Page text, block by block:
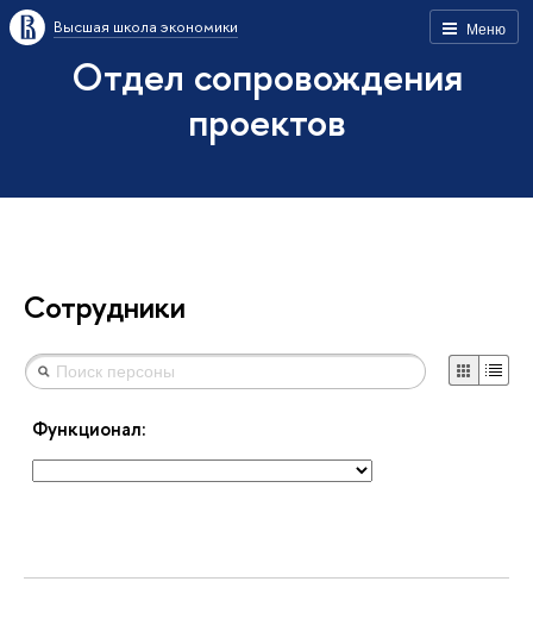
Меню
Высшая школа экономики
Отдел сопровождения
проектов
Сотрудники
Функционал: